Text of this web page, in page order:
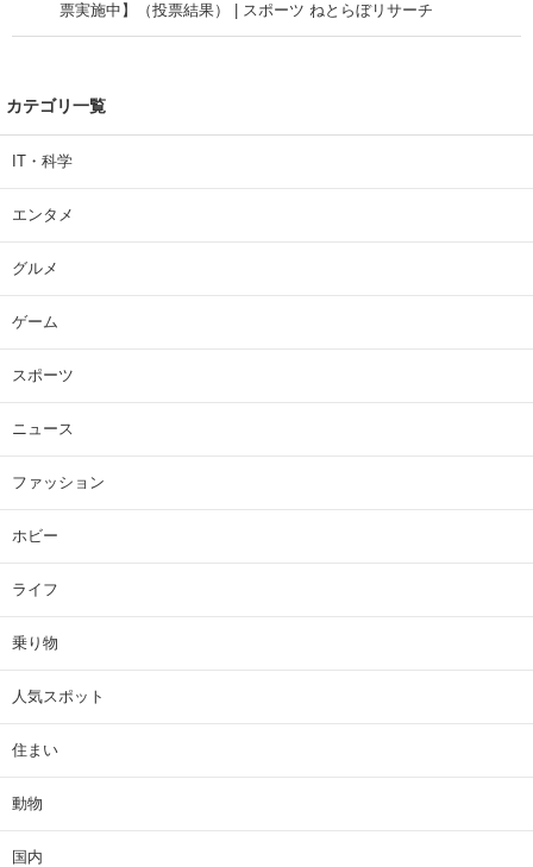
票実施中】（投票結果） | スポーツ ねとらぼリサーチ
カテゴリ一覧
IT・科学
エンタメ
グルメ
ゲーム
スポーツ
ニュース
ファッション
ホビー
ライフ
乗り物
人気スポット
住まい
動物
国内